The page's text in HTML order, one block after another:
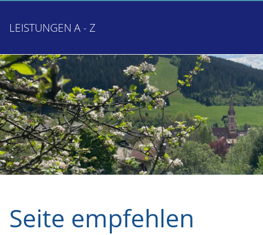
LEISTUNGEN A - Z
Seite empfehlen